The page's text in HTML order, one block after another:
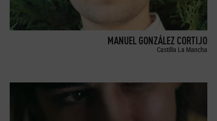
MANUEL GONZÁLEZ CORTIJO
Castilla La Mancha